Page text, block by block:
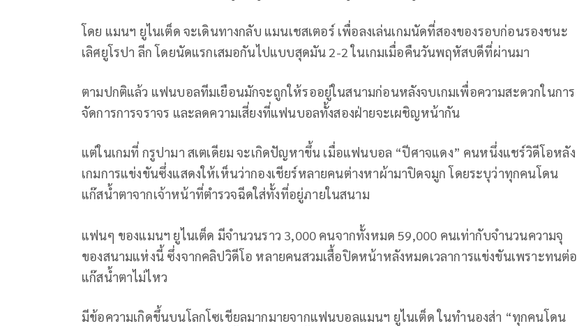
โดย แมนฯ ยูไนเต็ด จะเดินทางกลับ แมนเชสเตอร์ เพื่อลงเล่นเกมนัดที่สองของรอบก่อนรองชนะ
เลิศยูโรปา ลีก โดยนัดแรกเสมอกันไปแบบสุดมัน 2-2 ในเกมเมื่อคืนวันพฤหัสบดีที่ผ่านมา
ตามปกติแล้ว แฟนบอลทีมเยือนมักจะถูกให้รออยู่ในสนามก่อนหลังจบเกมเพื่อความสะดวกในการ
จัดการการจราจร และลดความเสี่ยงที่แฟนบอลทั้งสองฝ่ายจะเผชิญหน้ากัน
แต่ในเกมที่ กรูปามา สเตเดียม จะเกิดปัญหาขึ้น เมื่อแฟนบอล “ปีศาจแดง” คนหนึ่งแชร์วิดีโอหลัง
เกมการแข่งขันซึ่งแสดงให้เห็นว่ากองเชียร์หลายคนต่างหาผ้ามาปิดจมูก โดยระบุว่าทุกคนโดน
แก๊สน้ำตาจากเจ้าหน้าที่ตำรวจฉีดใส่ทั้งที่อยู่ภายในสนาม
แฟนๆ ของแมนฯ ยูไนเต็ด มีจำนวนราว 3,000 คนจากทั้งหมด 59,000 คนเท่ากับจำนวนความจุ
ของสนามแห่งนี้ ซึ่งจากคลิปวิดีโอ หลายคนสวมเสื้อปิดหน้าหลังหมดเวลาการแข่งขันเพราะทนต่อ
แก๊สน้ำตาไม่ไหว
มีข้อความเกิดขึ้นบนโลกโซเชียลมากมายจากแฟนบอลแมนฯ ยูไนเต็ด ในทำนองส่า “ทุกคนโดน